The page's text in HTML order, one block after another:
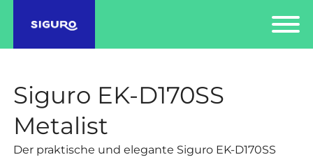
Siguro EK-D170SS
Metalist
Der praktische und elegante Siguro EK-D170SS